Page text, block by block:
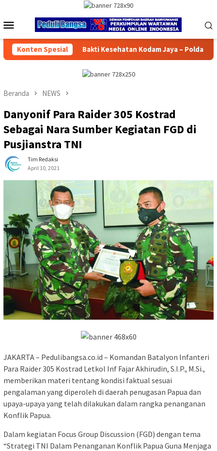
konten
Menu
Mobile
Konten Spesial
Kodam Jaya – Polda Metro Jaya Layani 1.876 Masyarakat di
Beranda NEWS
Danyonif Para Raider 305 Kostrad
Sebagai Nara Sumber Kegiatan FGD di
Pusjianstra TNI
Tim Redaksi
April 10, 2021
JAKARTA – Pedulibangsa.co.id – Komandan Batalyon lnfanteri
Para Raider 305 Kostrad Letkol Inf Fajar Akhirudin, S.I.P., M.Si.,
memberikan materi tentang kondisi faktual sesuai
pengalaman yang diperoleh di daerah penugasan Papua dan
upaya-upaya yang telah dilakukan dalam rangka penanganan
Konflik Papua.
Dalam kegiatan Focus Group Discussion (FGD) dengan tema
“Strategi TNI Dalam Penanganan Konflik Papua Guna Menjaga